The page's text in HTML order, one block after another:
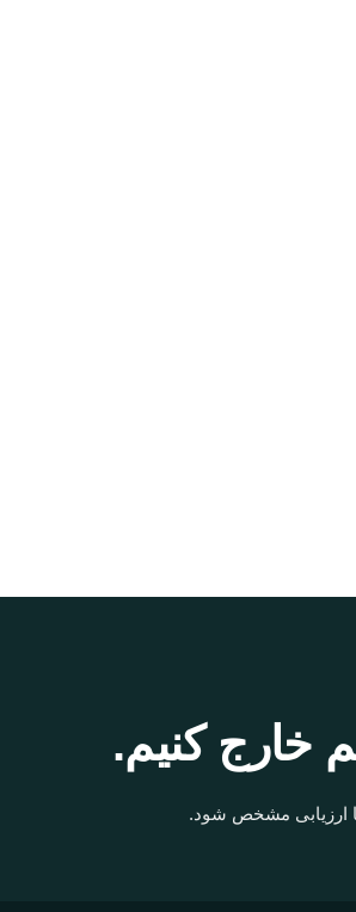
خارج کنیم.
ارزیابی مشخص شود.